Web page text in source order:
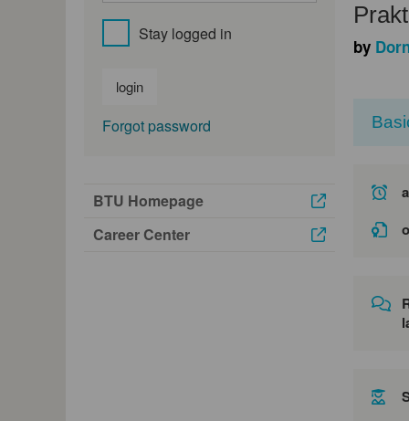
Stay logged in
login
Forgot password
BTU Homepage
Career Center
by